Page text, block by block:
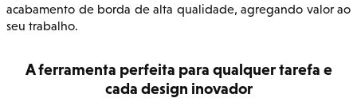
acabamento de borda de alta qualidade, agregando valor ao
seu trabalho.
A ferramenta perfeita para qualquer tarefa e
cada design inovador